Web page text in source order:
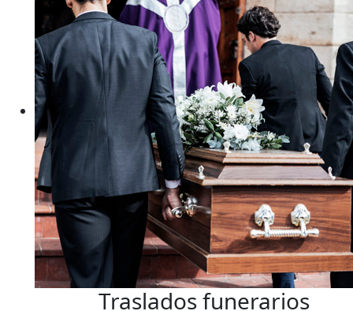
Traslados funerarios